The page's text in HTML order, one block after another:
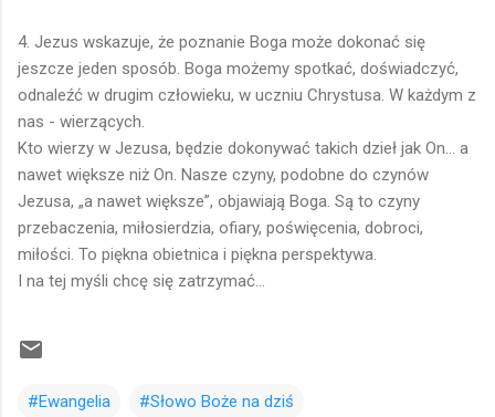
4. Jezus wskazuje, że poznanie Boga może dokonać się
jeszcze jeden sposób. Boga możemy spotkać, doświadczyć,
odnaleźć w drugim człowieku, w uczniu Chrystusa. W każdym z
nas - wierzących.
Kto wierzy w Jezusa, będzie dokonywać takich dzieł jak On... a
nawet większe niż On. Nasze czyny, podobne do czynów
Jezusa, „a nawet większe”, objawiają Boga. Są to czyny
przebaczenia, miłosierdzia, ofiary, poświęcenia, dobroci,
miłości. To piękna obietnica i piękna perspektywa.
I na tej myśli chcę się zatrzymać...
#Ewangelia #Słowo Boże na dziś